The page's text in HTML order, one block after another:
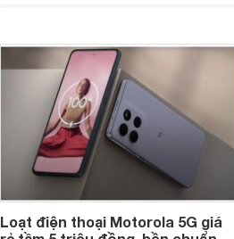
Loạt điện thoại Motorola 5G giá